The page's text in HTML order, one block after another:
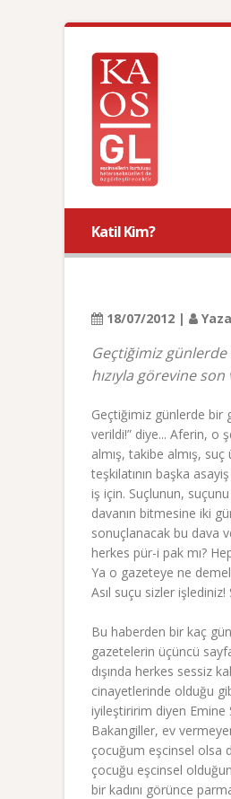
Katil Kim?
18/07/2012 |
Geçtiğimiz günlerde
hızıyla görevine
Geçtiğimiz günlerde bir
verildi!” diye... Aferin, o
almış, takibe almış,
teşkilatının başka
iş için. Suçlunun,
davanın bitmesine iki
sonuçlanacak bu dava
herkes pür-i pak mı?
Ya o gazeteye ne
Asıl suçu sizler
Bu haberden bir kaç
gazetelerin üçüncü
dışında herkes sessiz
cinayetlerinde olduğu
iyileştiririm diyen Emine
Bakangiller, ev
çocuğum eşcinsel olsa
çocuğu eşcinsel
bir kadını görünce